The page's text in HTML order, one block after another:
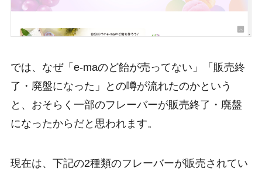
では、なぜ「e-maのど飴が売ってない」「販売終
了・廃盤になった」との噂が流れたのかという
と、おそらく一部のフレーバーが販売終了・廃盤
になったからだと思われます。
現在は、下記の2種類のフレーバーが販売されてい